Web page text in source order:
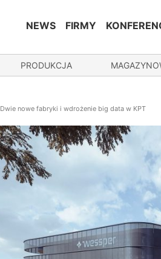
NEWS FIRMY
PRODUKCJA
Dwie nowe fabryki i wdrożenie big data w KPT